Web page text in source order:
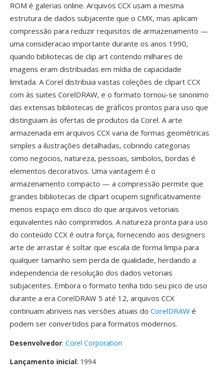
ROM é galerias online. Arquivos CCX usam a mesma
estrutura de dados subjacente que o CMX, mas aplicam
compressão para reduzir requisitos de armazenamento —
uma consideracao importante durante os anos 1990,
quando bibliotecas de clip art contendo milhares de
imagens eram distribuidas em mídia de capacidade
limitada. A Corel distribuia vastas coleções de clipart CCX
com às suites CorelDRAW, e o formato tornou-se sinonimo
das extensas bibliotecas de gráficos prontos para uso que
distinguiam às ofertas de produtos da Corel. A arte
armazenada em arquivos CCX varia de formas geométricas
simples a ilustrações detalhadas, cobrindo categorias
como negocios, natureza, pessoas, simbolos, bordas é
elementos decorativos. Uma vantagem é o
armazenamento compacto — a compressão permite que
grandes bibliotecas de clipart ocupem significativamente
menos espaço em disco do que arquivos vetoriais
equivalentes não comprimidos. A natureza pronta para uso
do conteúdo CCX é outra força, fornecendo aos designers
arte de arrastar é soltar que escala de forma limpa para
qualquer tamanho sem perda de qualidade, herdando a
independencia de resolução dos dados vetoriais
subjacentes. Embora o formato tenha tido seu pico de uso
durante a era CorelDRAW 5 até 12, arquivos CCX
continuam abriveis nas versões atuais do CorelDRAW é
podem ser convertidos para formatos modernos.
Desenvolvedor: Corel Corporation
Lançamento inicial: 1994